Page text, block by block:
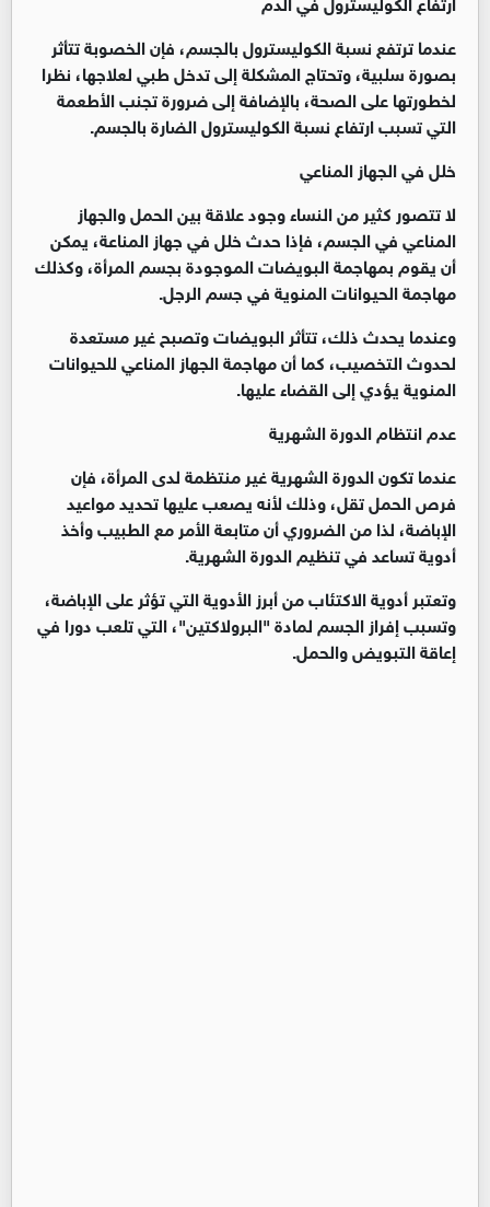
عندما ترتفع نسبة الكوليسترول بالجسم، فإن الخصوبة تتأثر
بصورة سلبية، وتحتاج المشكلة إلى تدخل طبي لعلاجها، نظرا
لخطورتها على الصحة، بالإضافة إلى ضرورة تجنب الأطعمة
التي تسبب ارتفاع نسبة الكوليسترول الضارة بالجسم.
خلل في الجهاز المناعي
لا تتصور كثير من النساء وجود علاقة بين الحمل والجهاز
المناعي في الجسم، فإذا حدث خلل في جهاز المناعة، يمكن
أن يقوم بمهاجمة البويضات الموجودة بجسم المرأة، وكذلك
مهاجمة الحيوانات المنوية في جسم الرجل.
وعندما يحدث ذلك، تتأثر البويضات وتصبح غير مستعدة
لحدوث التخصيب، كما أن مهاجمة الجهاز المناعي للحيوانات
المنوية يؤدي إلى القضاء عليها.
عدم انتظام الدورة الشهرية
عندما تكون الدورة الشهرية غير منتظمة لدى المرأة، فإن
فرص الحمل تقل، وذلك لأنه يصعب عليها تحديد مواعيد
الإباضة، لذا من الضروري أن متابعة الأمر مع الطبيب وأخذ
أدوية تساعد في تنظيم الدورة الشهرية.
وتعتبر أدوية الاكتئاب من أبرز الأدوية التي تؤثر على الإباضة،
وتسبب إفراز الجسم لمادة "البرولاكتين"، التي تلعب دورا في
إعاقة التبويض والحمل.